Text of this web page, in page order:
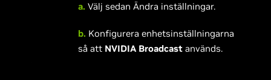
a.Välj sedan Ändra inställningar.
b. Konfigurera enhetsinställningarna
så att NVIDIA Broadcast används.